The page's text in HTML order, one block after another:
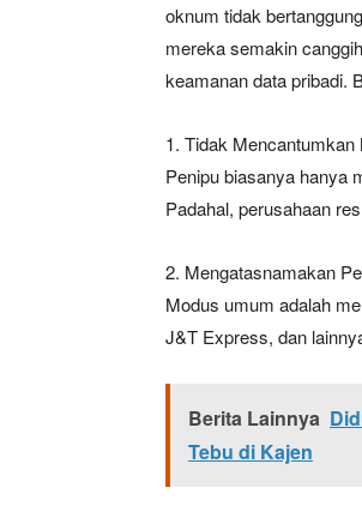
oknum tidak
mereka semakin
keamanan data pribadi.
1. Tidak
Penipu biasanya hanya
Padahal, perusahaan
2. Mengatasnamakan
Modus umum adalah
J&T Express, dan
Berita Lainnya
Tebu di Kajen